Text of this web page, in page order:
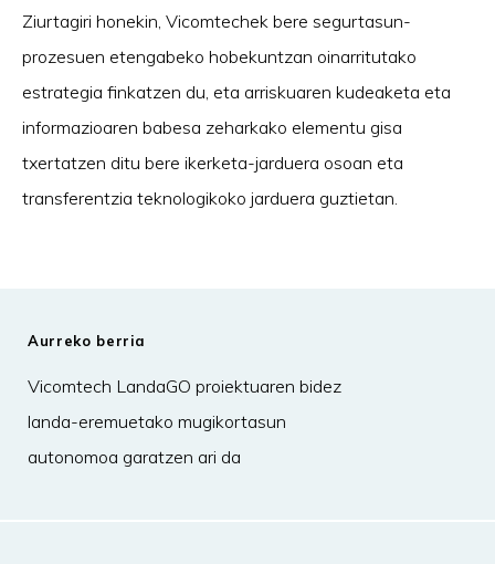
Ziurtagiri honekin, Vicomtechek bere segurtasun-
prozesuen etengabeko hobekuntzan oinarritutako
estrategia finkatzen du, eta arriskuaren kudeaketa eta
informazioaren babesa zeharkako elementu gisa
txertatzen ditu bere ikerketa-jarduera osoan eta
transferentzia teknologikoko jarduera guztietan.
Aurreko berria
Vicomtech LandaGO proiektuaren bidez
landa-eremuetako mugikortasun
autonomoa garatzen ari da